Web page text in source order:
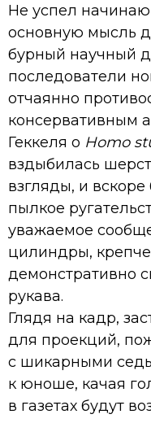
Не успел
основную мысль
бурный научный
последователи
отчаянно
консервативным
Геккеля о Homo
вздыбилась
взгляды, и
пылкое
уважаемое
цилиндры, крепче
демонстративно
рукава.
Глядя на кадр,
для проекций,
с шикарными
к юноше, качая
в газетах будут